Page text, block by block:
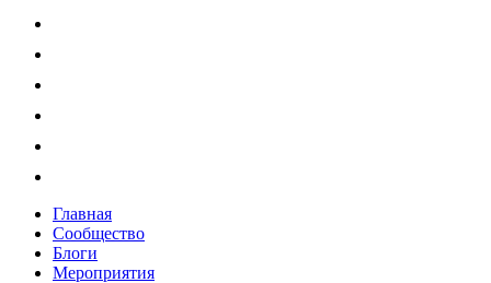
Главная
Сообщество
Блоги
Мероприятия